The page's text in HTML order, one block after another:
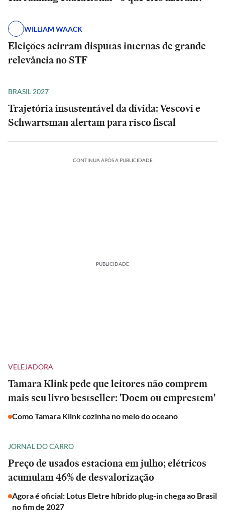
WILLIAM WAACK
Eleições acirram disputas internas de grande
relevância no STF
BRASIL 2027
Trajetória insustentável da dívida: Vescovi e
Schwartsman alertam para risco fiscal
CONTINUA APÓS A PUBLICIDADE
PUBLICIDADE
VELEJADORA
Tamara Klink pede que leitores não comprem
mais seu livro bestseller: 'Doem ou emprestem'
Como Tamara Klink cozinha no meio do oceano
JORNAL DO CARRO
Preço de usados estaciona em julho; elétricos
acumulam 46% de desvalorização
Agora é oficial: Lotus Eletre híbrido plug-in chega ao Brasil
no fim de 2027